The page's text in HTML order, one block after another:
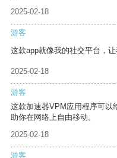
2025-02-18
游客
这款app就像我的社交平台，
2025-02-18
游客
这款加速器VPM应用程序可以
助你在网络上自由移动。
2025-02-18
游客